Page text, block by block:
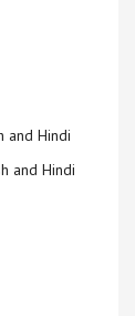
and Hindi
and Hindi